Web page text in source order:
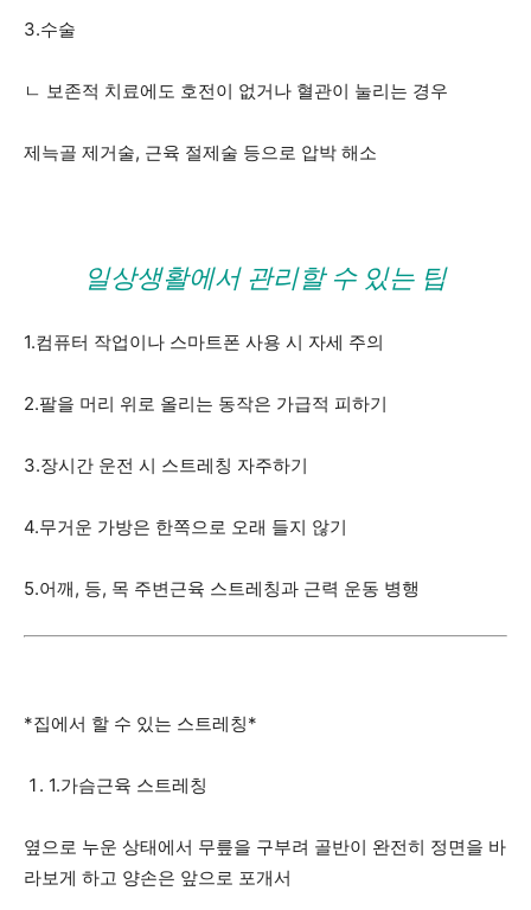
3.수술
ㄴ 보존적 치료에도 호전이 없거나 혈관이 눌리는 경우
제늑골 제거술, 근육 절제술 등으로 압박 해소
일상생활에서 관리할 수 있는 팁
1.컴퓨터 작업이나 스마트폰 사용 시 자세 주의
2.팔을 머리 위로 올리는 동작은 가급적 피하기
3.장시간 운전 시 스트레칭 자주하기
4.무거운 가방은 한쪽으로 오래 들지 않기
5.어깨, 등, 목 주변근육 스트레칭과 근력 운동 병행
*집에서 할 수 있는 스트레칭*
1.가슴근육 스트레칭
옆으로 누운 상태에서 무릎을 구부려 골반이 완전히 정면을 바
라보게 하고 양손은 앞으로 포개서